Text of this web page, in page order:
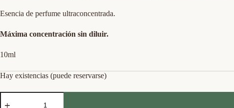
Esencia de perfume ultraconcentrada.
Máxima concentración sin diluir.
10ml
Hay existencias (puede reservarse)
Aires
de